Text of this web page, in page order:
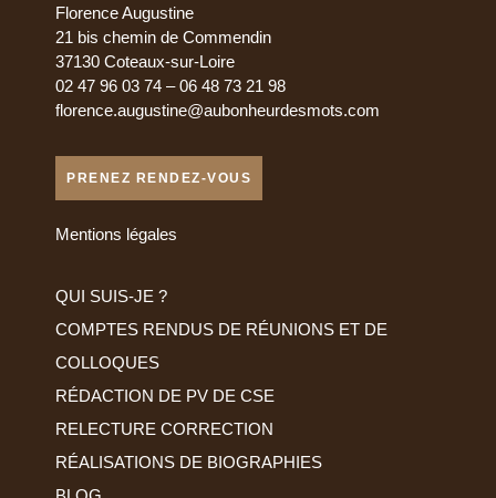
Florence Augustine
21 bis chemin de Commendin
37130 Coteaux-sur-Loire
02 47 96 03 74 – 06 48 73 21 98
florence.augustine@aubonheurdesmots.com
PRENEZ RENDEZ-VOUS
Mentions légales
QUI SUIS-JE ?
COMPTES RENDUS DE RÉUNIONS ET DE
COLLOQUES
RÉDACTION DE PV DE CSE
RELECTURE CORRECTION
RÉALISATIONS DE BIOGRAPHIES